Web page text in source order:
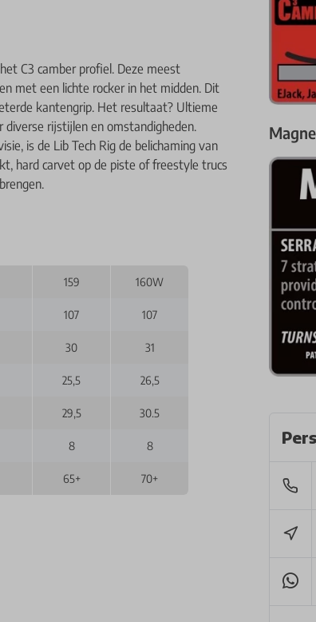
C3 camber profiel. Deze meest
met een lichte rocker in het midden. Dit
kantengrip. Het resultaat? Ultieme
rijstijlen en omstandigheden.
is de Lib Tech Rig de belichaming van
hard carvet op de piste of freestyle trucs
159 160W
107 107
30 31
25,5 26,5
29,5 30.5
8 8
65+ 70+